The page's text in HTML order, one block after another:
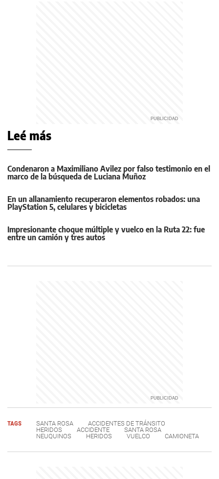
Leé más
Condenaron a Maximiliano Avilez por falso testimonio en el
marco de la búsqueda de Luciana Muñoz
En un allanamiento recuperaron elementos robados: una
PlayStation 5, celulares y bicicletas
Impresionante choque múltiple y vuelco en la Ruta 22: fue
entre un camión y tres autos
TAGS SANTA ROSA
ACCIDENTES DE TRÁNSITO
HERIDOS
ACCIDENTE
SANTA ROSA
NEUQUINOS
HERIDOS VUELCO CAMIONETA